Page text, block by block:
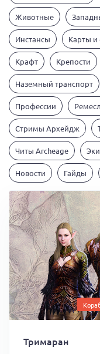
Животные
Инстансы Карты и
Крафт Крепости
Наземный транспорт
Профессии
Стримы Архейдж
Читы Archeage
Новости Гайды
Тримаран